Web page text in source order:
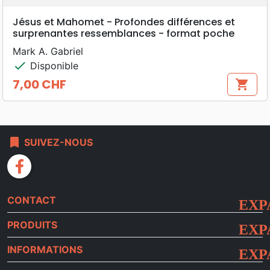
Jésus et Mahomet - Profondes différences et
surprenantes ressemblances - format poche
Mark A. Gabriel
check Disponible
Prix
7,00 CHF shopping_cart
bookmark SUIVEZ-NOUS
facebook
CONTACT
PRODUITS
INFORMATIONS